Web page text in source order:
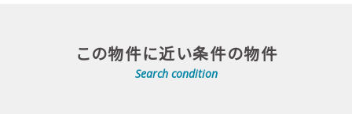
この物件に近い条件の物件
Search condition